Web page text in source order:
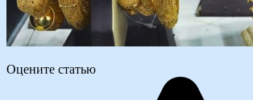
Оцените статью